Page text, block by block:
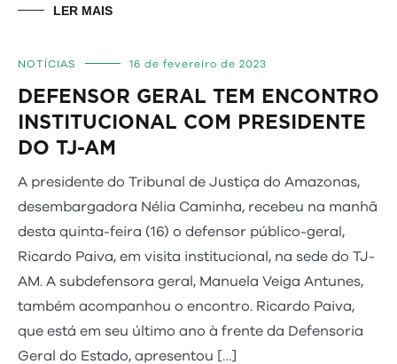
LER MAIS
NOTÍCIAS 16 de fevereiro de 2023
DEFENSOR GERAL TEM ENCONTRO
INSTITUCIONAL COM PRESIDENTE
DO TJ-AM
A presidente do Tribunal de Justiça do Amazonas,
desembargadora Nélia Caminha, recebeu na manhã
desta quinta-feira (16) o defensor público-geral,
Ricardo Paiva, em visita institucional, na sede do TJ-
AM. A subdefensora geral, Manuela Veiga Antunes,
também acompanhou o encontro. Ricardo Paiva,
que está em seu último ano à frente da Defensoria
Geral do Estado, apresentou […]